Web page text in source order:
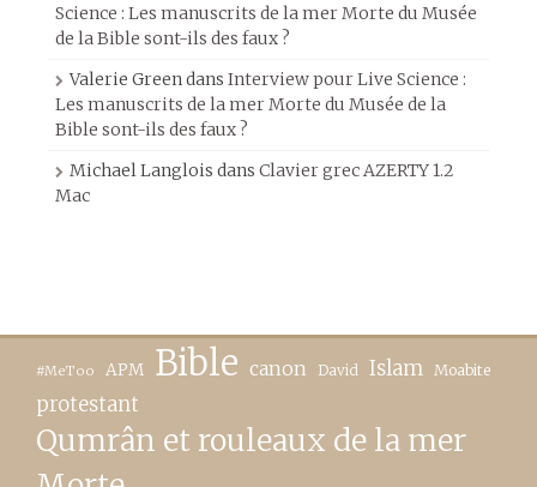
Science : Les manuscrits de la mer Morte du Musée
de la Bible sont-ils des faux ?
Valerie Greendans Interview pour Live Science :
Les manuscrits de la mer Morte du Musée de la
Bible sont-ils des faux ?
Michael Langlois dans Clavier grec AZERTY 1.2
Mac
#MeToo APM Bible canon David Islam Moabite
protestant
Qumrân et rouleaux de la mer